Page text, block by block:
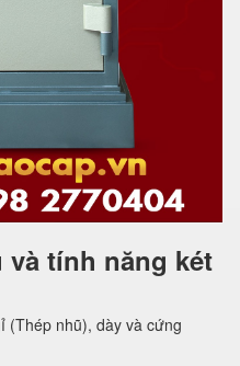
tính năng két
(Thép nhũ), dày và cứng